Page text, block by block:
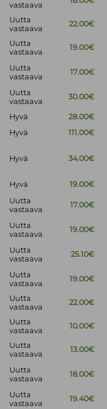
vastaava
Uutta
vastaava
22.00€
Uutta
vastaava
19.00€
Uutta
vastaava
17.00€
Uutta
vastaava
30.00€
Hyvä
28.00€
Hyvä
111.00€
Hyvä 34.00€
Hyvä
19.00€
Uutta
vastaava
17.00€
Uutta
vastaava
19.00€
Uutta
vastaava
25.10€
Uutta
vastaava
19.00€
Uutta
vastaava
22.00€
Uutta
vastaava
10.00€
Uutta
vastaava
13.00€
Uutta
vastaava
18.00€
Uutta
vastaava
19.40€